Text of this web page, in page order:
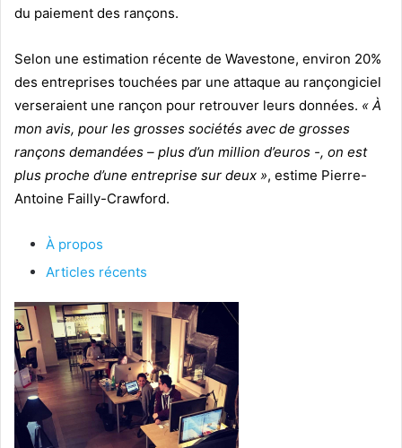
du paiement des rançons.
Selon une estimation récente de Wavestone, environ 20%
des entreprises touchées par une attaque au rançongiciel
verseraient une rançon pour retrouver leurs données. « À
mon avis, pour les grosses sociétés avec de grosses
rançons demandées – plus d’un million d’euros -, on est
plus proche d’une entreprise sur deux », estime Pierre-
Antoine Failly-Crawford.
À propos
Articles récents